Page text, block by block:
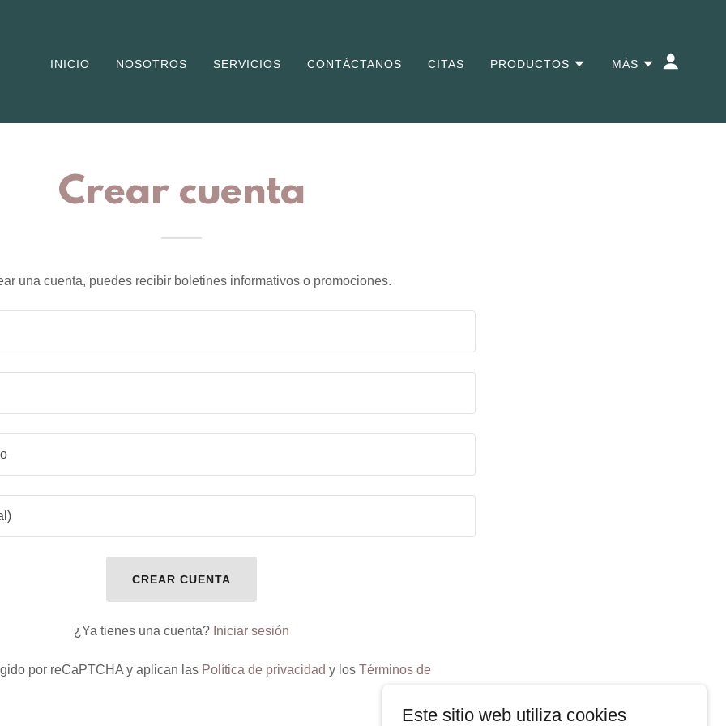
INICIO NOSOTROS SERVICIOS CONTÁCTANOS CITAS PRODUCTOS MÁS
Crear cuenta
una cuenta, puedes recibir boletines informativos o promociones.
CREAR CUENTA
¿Ya tienes una cuenta? Iniciar sesión
por reCaPTCHA y aplican las Política de privacidad y losTérminos de
Este sitio web utiliza cookies